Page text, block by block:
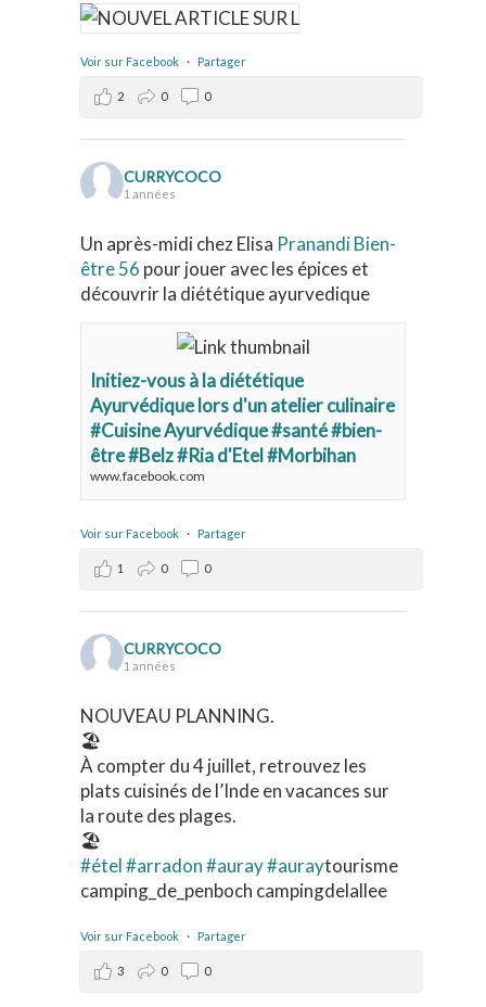
Voir sur Facebook · Partager
2 0 0
CURRYCOCO
1 années
Un après-midi chez Elisa Pranandi Bien-
être 56 pour jouer avec les épices et
découvrir la diététique ayurvedique
Initiez-vous à la diététique
Ayurvédique lors d'un atelier culinaire
#Cuisine Ayurvédique #santé #bien-
être #Belz #Ria d'Etel #Morbihan
www.facebook.com
Voir sur Facebook · Partager
1 0 0
CURRYCOCO
1 années
NOUVEAU PLANNING.
🏖️
À compter du 4 juillet, retrouvez les
plats cuisinés de l’Inde en vacances sur
la route des plages.
🏖️
#étel#arradon#auray#auraytourisme
camping_de_penboch campingdelallee
Voir sur Facebook · Partager
3 0 0